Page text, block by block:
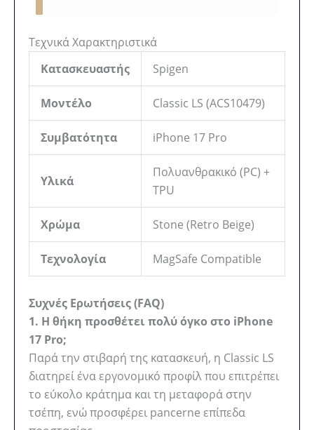
Τεχνικά Χαρακτηριστικά
Κατασκευαστής
Spigen
Μοντέλο Classic LS (ACS10479)
Συμβατότητα iPhone 17 Pro
Υλικά
Πολυανθρακικό (PC) +
TPU
Χρώμα Stone (Retro Beige)
Τεχνολογία MagSafe Compatible
Συχνές Ερωτήσεις (FAQ)
1. Η θήκη προσθέτει πολύ όγκο στο iPhone
17 Pro;
Παρά την στιβαρή της κατασκευή, η Classic LS
διατηρεί ένα εργονομικό προφίλ που επιτρέπει
το εύκολο κράτημα και τη μεταφορά στην
τσέπη, ενώ προσφέρει pancerne επίπεδα